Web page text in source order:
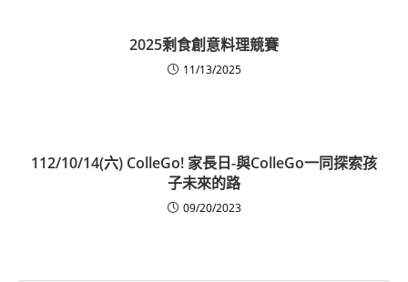
2025剩食創意料理競賽
11/13/2025
112/10/14(六) ColleGo! 家長日-與ColleGo一同探索孩
子未來的路
09/20/2023